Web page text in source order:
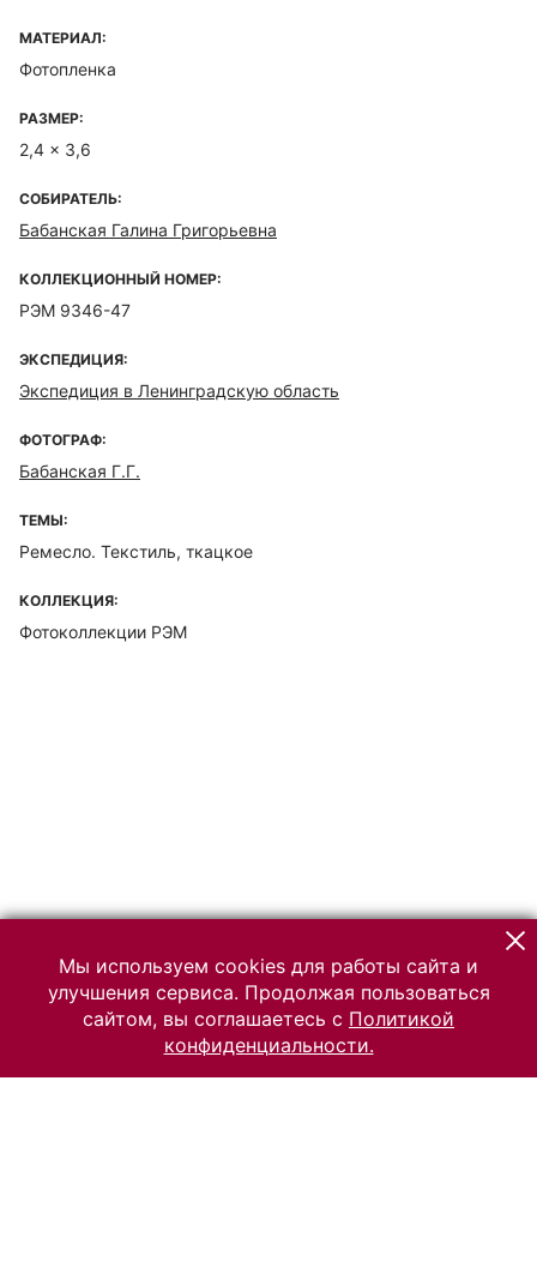
МАТЕРИАЛ:
Фотопленка
РАЗМЕР:
2,4 x 3,6
СОБИРАТЕЛЬ:
Бабанская Галина Григорьевна
КОЛЛЕКЦИОННЫЙ НОМЕР:
РЭМ 9346-47
ЭКСПЕДИЦИЯ:
Экспедиция в Ленинградскую область
ФОТОГРАФ:
Бабанская Г.Г.
ТЕМЫ:
Ремесло. Текстиль, ткацкое
КОЛЛЕКЦИЯ:
Фотоколлекции РЭМ
Мы используем cookies для работы сайта и
улучшения сервиса. Продолжая пользоваться
сайтом, вы соглашаетесь с Политикой
конфиденциальности.